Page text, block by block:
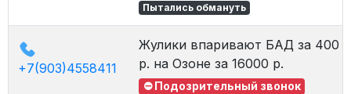
Пытались обмануть
+7(903)4558411
Жулики впаривают БАД за 400
р. на Озоне за 16000 р.
⛔ Подозрительный звонок